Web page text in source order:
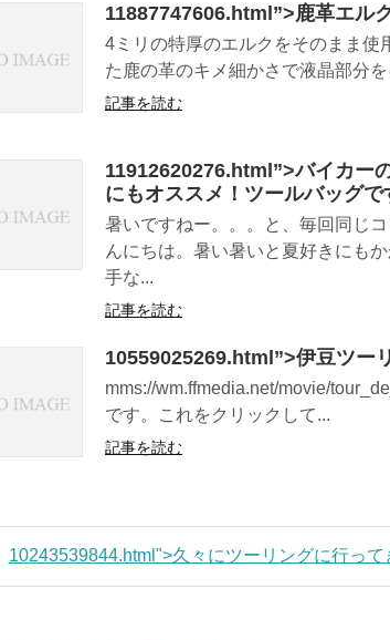
11887747606.html”>鹿革エ
4ミリの特厚のエルクをそのまま使
た鹿の革のキメ細かさで液晶部分
記事を読む
11912620276.html”>バイカー
にもオススメ！ツールバッグで
暑いですねー。。。と、毎回同じ
んにちは。暑い暑いと夏好きにも
手な...
記事を読む
10559025269.html”>伊豆ツ
mms://wm.ffmedia.net/movie/
です。これをクリックして...
記事を読む
10243539844.html">久々にツーリングに行って